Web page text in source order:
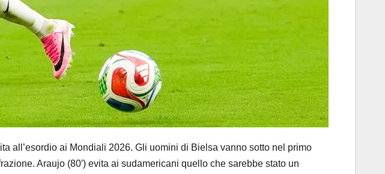
all’esordio ai Mondiali 2026. Gli uomini di Bielsa vanno sotto nel primo
Araujo (80′) evita ai sudamericani quello che sarebbe stato un